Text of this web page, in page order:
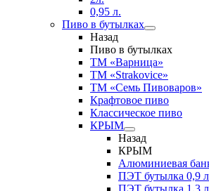
0,95 л.
Пиво в бутылках
Назад
Пиво в бутылках
ТМ «Варница»
ТМ «Strakovice»
ТМ «Семь Пивоваров»
Крафтовое пиво
Классическое пиво
КРЫМ
Назад
КРЫМ
Алюминиевая
ПЭТ бутылка 0,9
ПЭТ бутылка 1,3